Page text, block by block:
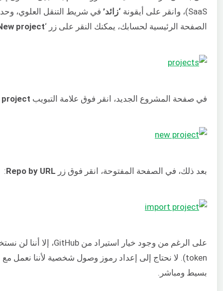
SaaS)، وانقر على أيقونة ‘زائد’ في شريط التنقل العلوي،
الصفحة الرئيسية لحسابك، يمكنك النقر على زر ‘project
في صفحة المشروع الجديد، انقر فوق علامة التبويب
بعد ذلك، في الصفحة المفتوحة، انقر فوق زر Repo by URL
:
بسيط ومباشر.